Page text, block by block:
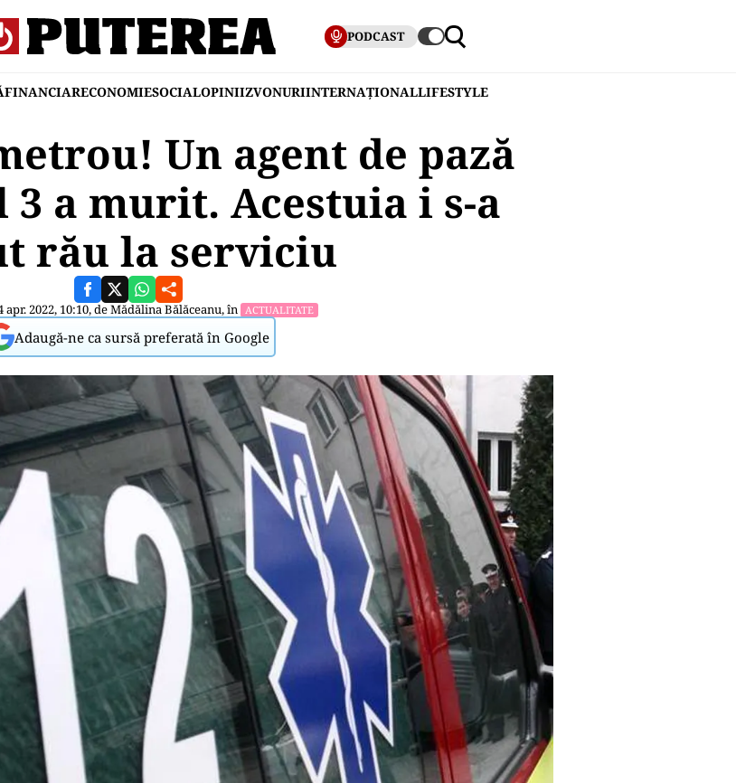
PODCAST
FINANCIARECONOMIESOCIALOPINIIZVONURIINTERNAȚIONALLIFESTYLE
Un agent de pază
a murit. Acestuia i s-a
rău la serviciu
2022, 10:10, deMădălina Bălăceanu, în ACTUALITATE
Adaugă-ne ca sursă preferată în Google